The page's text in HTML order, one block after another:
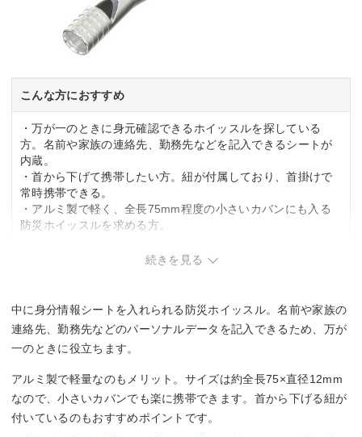
こんな方におすすめ
・万が一のときに身元確認できるホイッスルを探している
方。名前や家族の連絡先、勤務先などを記入できるシートが
内蔵。
・首から下げて携帯したい方。紐が付属しており、首掛けで
常時携帯できる。
・アルミ製で軽く、全長75mm程度の小さいカバンにも入る
防災ホイッスルを求める方。
続きを見る
中に身分情報シートを入れられる防災ホイッスル。名前や家族の
連絡先、勤務先などのパーソナルデータを記入できるため、万が
一のときに役立ちます。
アルミ製で軽量なのもメリット。サイズは約全長75×直径12mm
なので、小さいカバンでも楽に携帯できます。首から下げる紐が
付いているのもおすすめポイントです。